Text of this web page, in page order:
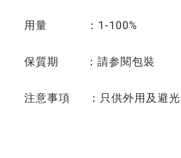
用量 ：1-100%
保質期 ：請参閱包裝
注意事項 ：只供外用及避光